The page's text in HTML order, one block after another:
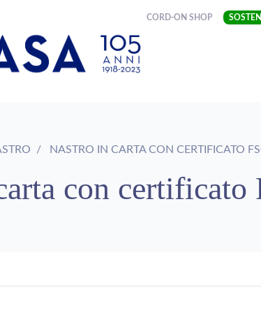
CORD-ON SHOP
NASTRO IN CARTA CON CERTIFICATO
con certificato